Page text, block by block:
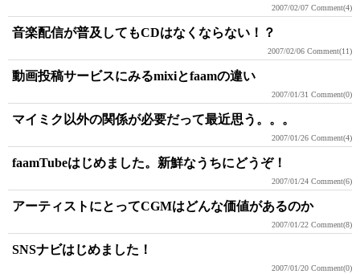
2007/02/07 Comment(4)
音楽配信が普及してもCDはなくならない！？
2007/02/06 Comment(11)
動画投稿サービスにみるmixiとfaamの違い
2007/01/31 Comment(0)
マイミク以外の関係が必要だって最近思う。。。
2007/01/26 Comment(4)
faamTubeはじめました。新鮮なうちにどうぞ！
2007/01/24 Comment(6)
アーティストにとってCGMはどんな価値があるのか
2007/01/22 Comment(8)
SNSナビはじめました！
2007/01/20 Comment(0)